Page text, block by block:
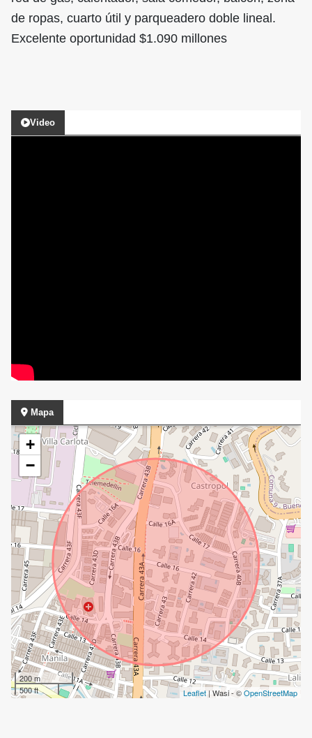
de ropas, cuarto útil y parqueadero doble lineal.
Excelente oportunidad $1.090 millones
Video
Mapa
+
−
200 m
500 ft
Leaflet | Wasi - ©OpenStreetMap